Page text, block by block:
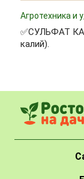
Агротехника и
✅СУЛЬФАТ
калий).